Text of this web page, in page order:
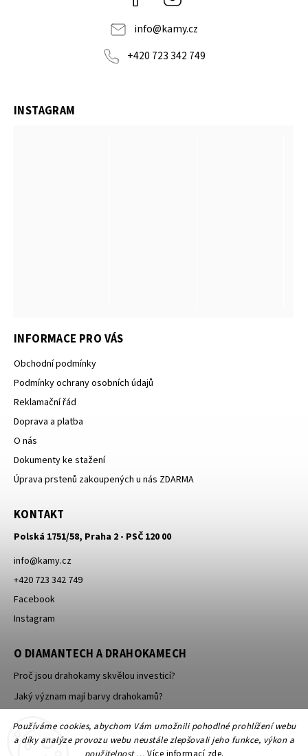
Používáme cookies, abychom Vám umožnili pohodlné prohlížení webu
a díky analýze provozu webu neustále zlepšovali jeho funkce, výkon a
info@kamy.cz
+420 723 342 749
INFORMACE PRO VÁS
Obchodní podmínky
Podmínky ochrany osobních údajů
Reklamační řád
Doprava a platba
O nás
Dokumenty ke stažení
Úprava prstenů zakoupených u nás ZDARMA
KONTAKT
Polská 1751/58, Praha 2 - PSČ 120 00
info@kamy.cz
+420 723 342 749
Facebook
Instagram
O DIAMANTECH A DRAHOKAMECH
Proč jsou drahokamy skvělou investicí?
Jaký význam mají barvy drahokamů?
INSTAGRAM